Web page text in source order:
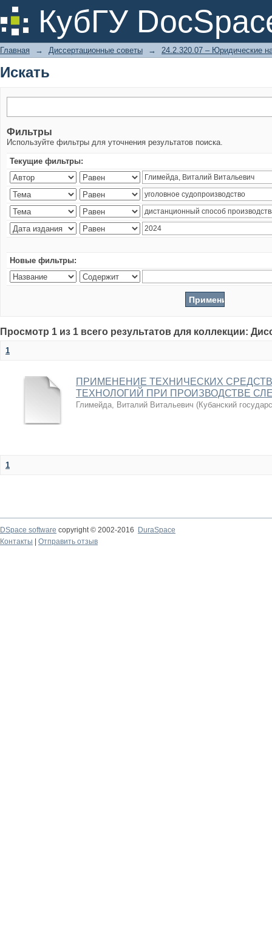
КубГУ
Искать
Главная → Диссертационные советы → 24.2.320.07 – Юридические
Искать
Фильтры
Используйте фильтры для уточнения результатов поиска.
Текущие фильтры:
Новые фильтры:
Просмотр 1 из 1 всего результатов для коллекции:
1
ПРИМЕНЕНИЕ ТЕХНИЧЕСКИХ
ТЕХНОЛОГИЙ ПРИ ПРОИЗВОДСТВЕ
Глимейда, Виталий Витальевич (Кубанский
1
DSpace software copyright © 2002-2016
DuraSpace
Контакты
Отправить отзыв